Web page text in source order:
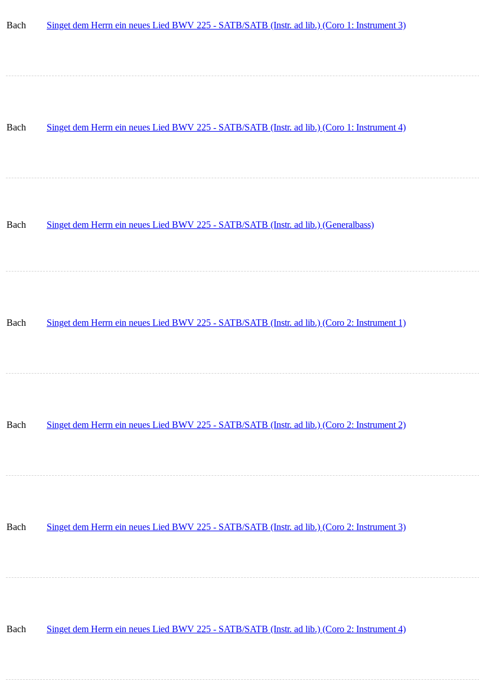
Bach Singet dem Herrn ein neues Lied BWV 225 - SATB/SATB (Instr. ad lib.) (Coro 1: Instrument 3)
Bach Singet dem Herrn ein neues Lied BWV 225 - SATB/SATB (Instr. ad lib.) (Coro 1: Instrument 4)
Bach Singet dem Herrn ein neues Lied BWV 225 - SATB/SATB (Instr. ad lib.) (Generalbass)
Bach Singet dem Herrn ein neues Lied BWV 225 - SATB/SATB (Instr. ad lib.) (Coro 2: Instrument 1)
Bach Singet dem Herrn ein neues Lied BWV 225 - SATB/SATB (Instr. ad lib.) (Coro 2: Instrument 2)
Bach Singet dem Herrn ein neues Lied BWV 225 - SATB/SATB (Instr. ad lib.) (Coro 2: Instrument 3)
Bach Singet dem Herrn ein neues Lied BWV 225 - SATB/SATB (Instr. ad lib.) (Coro 2: Instrument 4)